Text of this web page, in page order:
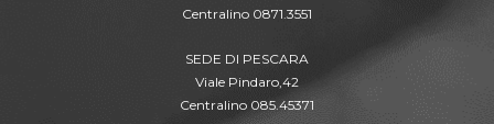
Centralino 0871.3551
SEDE DI PESCARA
Viale Pindaro,42
Centralino 085.45371